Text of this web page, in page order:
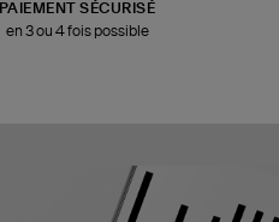
PAIEMENT SÉCURISÉ
en 3 ou 4 fois possible